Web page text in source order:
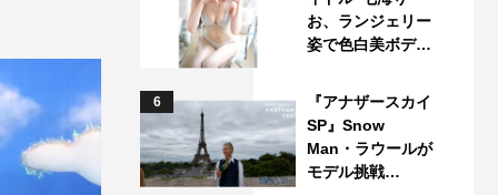
お、ランジェリー
姿で色白美ボデ…
6
『アナザースカイ
SP』Snow
Man・ラウールが
モデル挑戦…